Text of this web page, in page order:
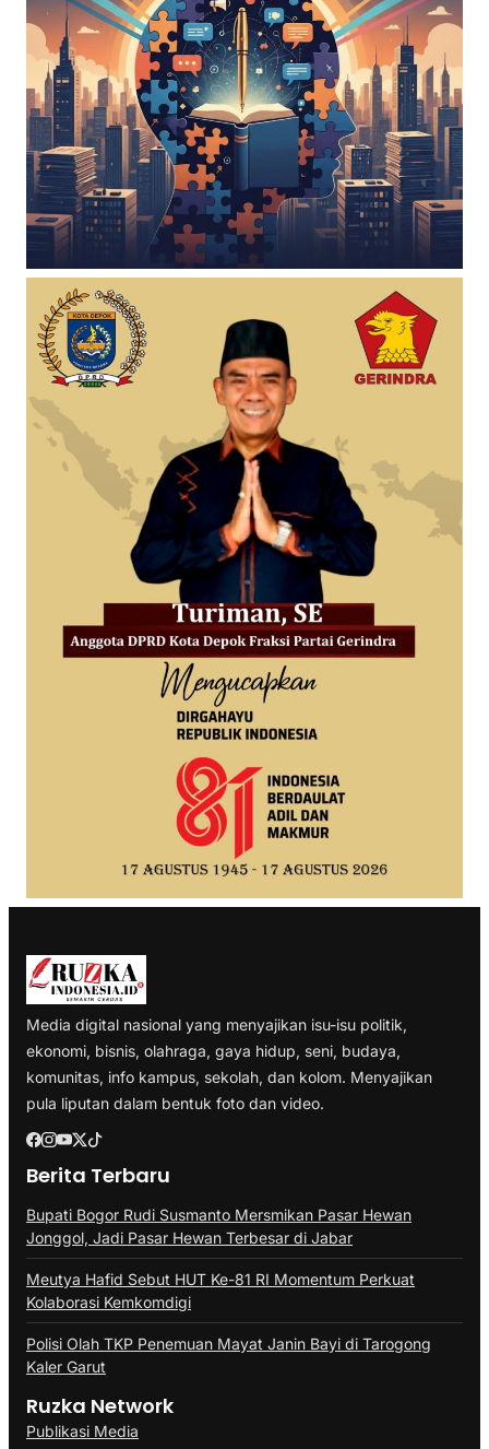
Media digital nasional yang menyajikan isu-isu politik,
ekonomi, bisnis, olahraga, gaya hidup, seni, budaya,
komunitas, info kampus, sekolah, dan kolom. Menyajikan
pula liputan dalam bentuk foto dan video.
Berita Terbaru
Bupati Bogor Rudi Susmanto Mersmikan Pasar Hewan
Jonggol, Jadi Pasar Hewan Terbesar di Jabar
Meutya Hafid Sebut HUT Ke-81 RI Momentum Perkuat
Kolaborasi Kemkomdigi
Polisi Olah TKP Penemuan Mayat Janin Bayi di Tarogong
Kaler Garut
Ruzka Network
Publikasi Media